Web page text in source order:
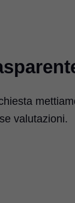
valutazioni.